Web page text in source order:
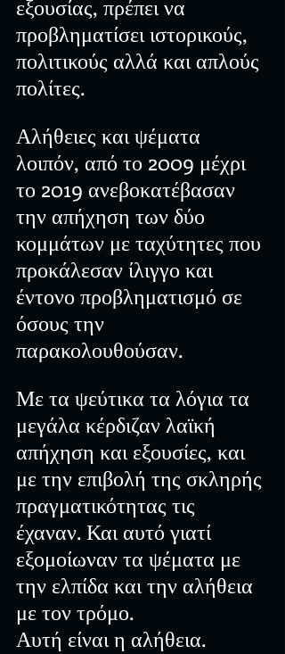
εξουσίας, πρέπει να
προβληματίσει ιστορικούς,
πολιτικούς αλλά και απλούς
πολίτες.
Αλήθειες και ψέματα
λοιπόν, από το 2009 μέχρι
το 2019 ανεβοκατέβασαν
την απήχηση των δύο
κομμάτων με ταχύτητες που
προκάλεσαν ίλιγγο και
έντονο προβληματισμό σε
όσους την
παρακολουθούσαν.
Με τα ψεύτικα τα λόγια τα
μεγάλα κέρδιζαν λαϊκή
απήχηση και εξουσίες, και
με την επιβολή της σκληρής
πραγματικότητας τις
έχαναν. Και αυτό γιατί
εξομοίωναν τα ψέματα με
την ελπίδα και την αλήθεια
με τον τρόμο.
Αυτή είναι η αλήθεια.